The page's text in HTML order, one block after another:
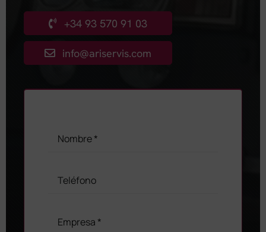
+34 93 570 91 03
info@ariservis.com